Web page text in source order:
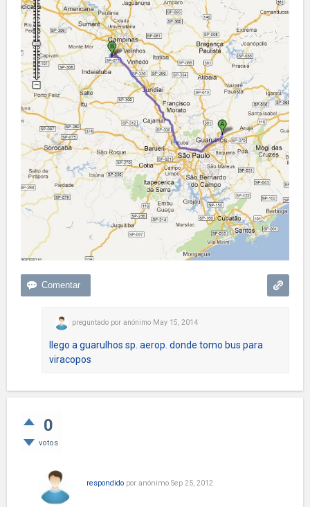
preguntado por anónimo May 15, 2014
llego a guarulhos sp. aerop. donde tomo bus para
viracopos
0
votos
respondido por anónimo Sep 25, 2012